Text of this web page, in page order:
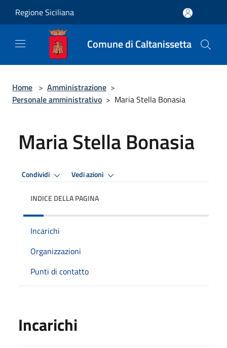
Regione Siciliana
Comune di Caltanissetta
Home > Amministrazione >
Personale amministrativo > Maria Stella Bonasia
Maria Stella Bonasia
Condividi Vedi azioni
INDICE DELLA PAGINA
Incarichi
Organizzazioni
Punti di contatto
Incarichi